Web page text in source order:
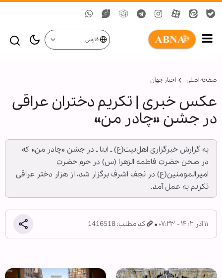
فارسی
صفحه اصلی اخبار جهان
عکس خبری | تکریم دختران عراقی
در جشن «چادر من»
به گزارش خبرگزاری اهل‌بیت(ع) ـ ابنا ـ در جشن «چادر من» که
در صحن حضرت فاطمه الزهرا (س) در حرم حضرت
امیرالمومنین(ع) در نجف اشرف برگزار شد، از هزار دختر عراقی
تکریم به عمل آمد.
۱۱ آذر ۱۴۰۲ - ۰۷:۲۳ کد مطلب: 1416518